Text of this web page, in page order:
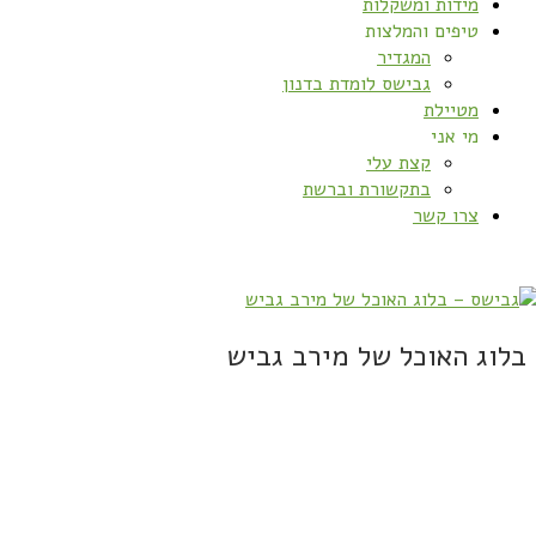
טיפים והמלצות
המגדיר
גבישס לומדת בדנון
מטיילת
מי אני
קצת עלי
בתקשורת וברשת
צרו קשר
בלוג האוכל של מירב גביש